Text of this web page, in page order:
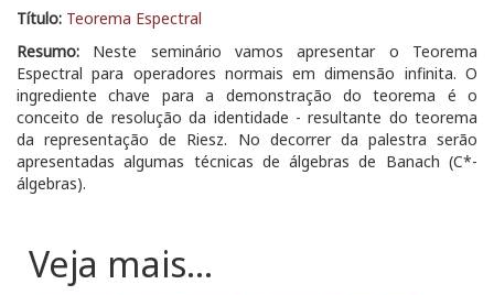
Título: Teorema Espectral
Resumo: Neste seminário vamos apresentar o Teorema
Espectral para operadores normais em dimensão infinita. O
ingrediente chave para a demonstração do teorema é o
conceito de resolução da identidade - resultante do teorema
da representação de Riesz. No decorrer da palestra serão
apresentadas algumas técnicas de álgebras de Banach (C*-
álgebras).